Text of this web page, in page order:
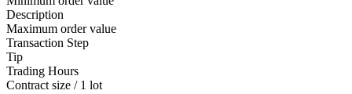
Description
Maximum order value
Transaction Step
Tip
Trading Hours
Contract size / 1 lot